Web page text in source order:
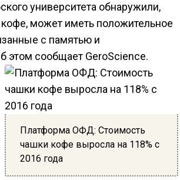
университета обнаружили,
может иметь положительное
с памятью и
сообщает GeroScience.
Платформа ОФД: Стоимость
чашки кофе выросла на 118% с
2016 года